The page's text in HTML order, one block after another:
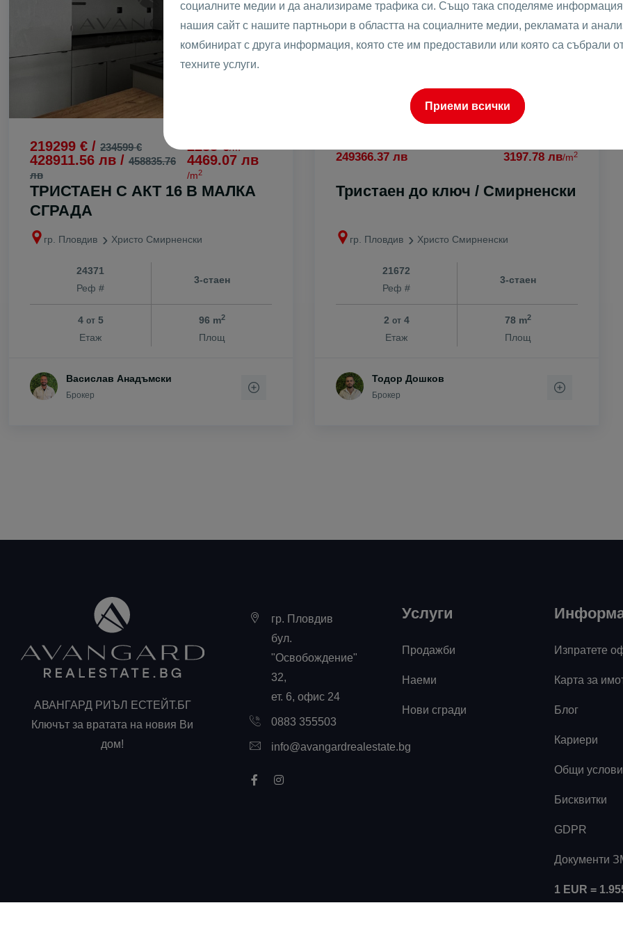
с. Момино
с. Ново село
с. Оризаре
с. Памророво
с. Руен
с. Старосел
с. Цалапица
с. Черноземен
219299 € / 234599 €
428911.56 лв / 458835.76
лв
2285 €/m
4469.07 лв
/m2
ТРИСТАЕН С АКТ 16 В МАЛКА
СГРАДА
гр. Пловдив Христо Смирненски
24371
Реф #
3-стаен
4 от5
Етаж
96 m2
Площ
Васислав Анадъмски
Брокер
249366.37 лв
3197.78 лв/m2
Тристаен до ключ / Смирненски
гр. Пловдив Христо Смирненски
21672
Реф #
3-стаен
2 от4
Етаж
78 m2
Площ
Тодор Дошков
Брокер
АВАНГАРД РИЪЛ ЕСТЕЙТ.БГ
Ключът за вратата на новия Ви
дом!
гр. Пловдив
бул.
"Освобождение"
32,
ет. 6, офис 24
0883 355503
info@avangardrealestate.bg
Услуги
Продажби
Наеми
Нови сгради
Изпратете
Карта за
Блог
Кариери
Общи
Бисквитки
GDPR
Документи
1 EUR =
социалните медии и да анализираме трафика си. Също така споделяме информация
нашия сайт с нашите партньори в областта на социалните медии, рекламата и
комбинират с друга информация, която сте им предоставили или която са събрали
техните услуги.
Приеми всички